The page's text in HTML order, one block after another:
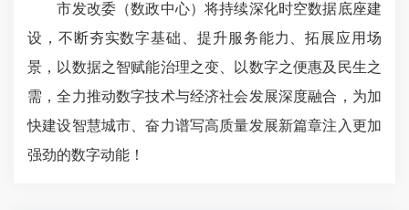
市发改委（数政中心）将持续深化时空数据底座建
设，不断夯实数字基础、提升服务能力、拓展应用场
景，以数据之智赋能治理之变、以数字之便惠及民生之
需，全力推动数字技术与经济社会发展深度融合，为加
快建设智慧城市、奋力谱写高质量发展新篇章注入更加
强劲的数字动能 ！